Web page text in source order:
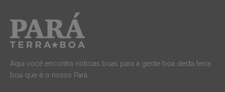
Aqui você encontra notícias boas para a gente boa desta terra
boa que é o nosso Pará.